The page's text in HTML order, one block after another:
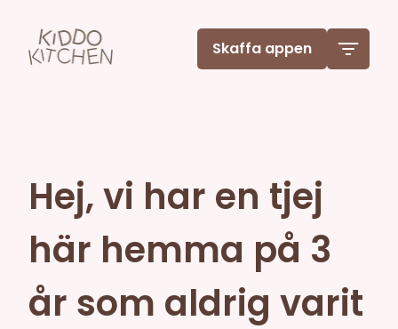
Skaffa appen
Hej, vi har en tjej
här hemma på 3
år som aldrig varit